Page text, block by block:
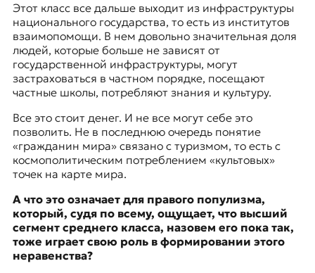
Этот класс все дальше выходит из инфраструктуры
национального государства, то есть из институтов
взаимопомощи. В нем довольно значительная доля
людей, которые больше не зависят от
государственной инфраструктуры, могут
застраховаться в частном порядке, посещают
частные школы, потребляют знания и культуру.
Все это стоит денег. И не все могут себе это
позволить. Не в последнюю очередь понятие
«гражданин мира» связано с туризмом, то есть с
космополитическим потреблением «культовых»
точек на карте мира.
А что это означает для правого популизма,
который, судя по всему, ощущает, что высший
сегмент среднего класса, назовем его пока так,
тоже играет свою роль в формировании этого
неравенства?